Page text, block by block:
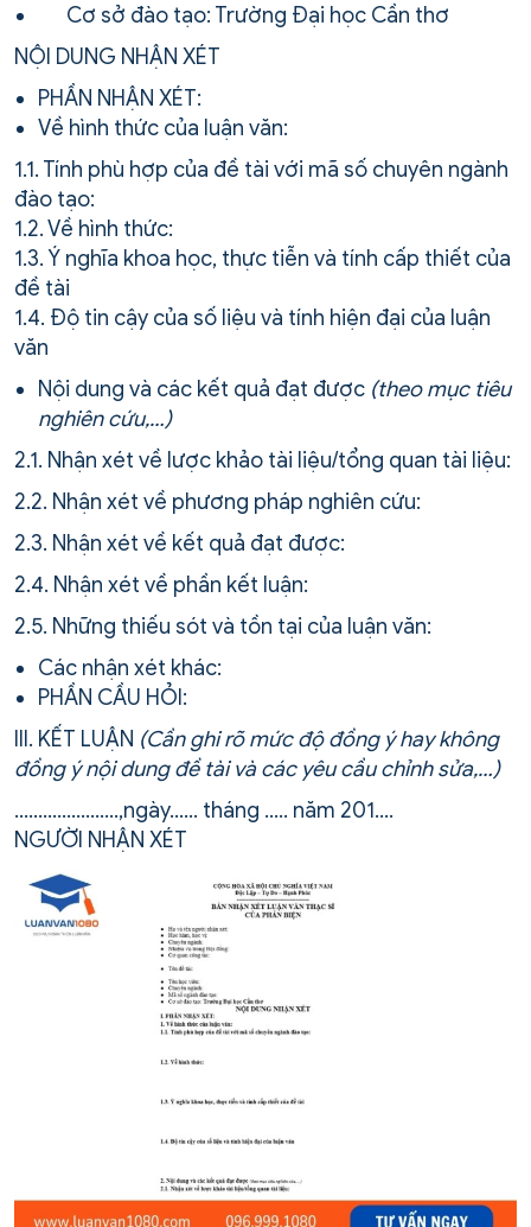
Cơ sở đào tạo: Trường Đại học Cần thơ
NỘI DUNG NHẬN XÉT
PHẦN NHẬN XÉT:
Về hình thức của luận văn:
1.1. Tính phù hợp của đề tài với mã số chuyên ngành
đào tạo:
1.2. Về hình thức:
1.3. Ý nghĩa khoa học, thực tiễn và tính cấp thiết của
đề tài
1.4. Độ tin cậy của số liệu và tính hiện đại của luận
văn
Nội dung và các kết quả đạt được (theo mục tiêu
nghiên cứu,…)
2.1. Nhận xét về lược khảo tài liệu/tổng quan tài liệu:
2.2. Nhận xét về phương pháp nghiên cứu:
2.3. Nhận xét về kết quả đạt được:
2.4. Nhận xét về phần kết luận:
2.5. Những thiếu sót và tồn tại của luận văn:
Các nhận xét khác:
PHẦN CẦU HỎI:
III. KẾT LUẬN (Cần ghi rõ mức độ đồng ý hay không
đồng ý nội dung đề tài và các yêu cầu chỉnh sửa,…)
………………….,ngày…… tháng ….. năm 201….
NGƯỜI NHẬN XÉT